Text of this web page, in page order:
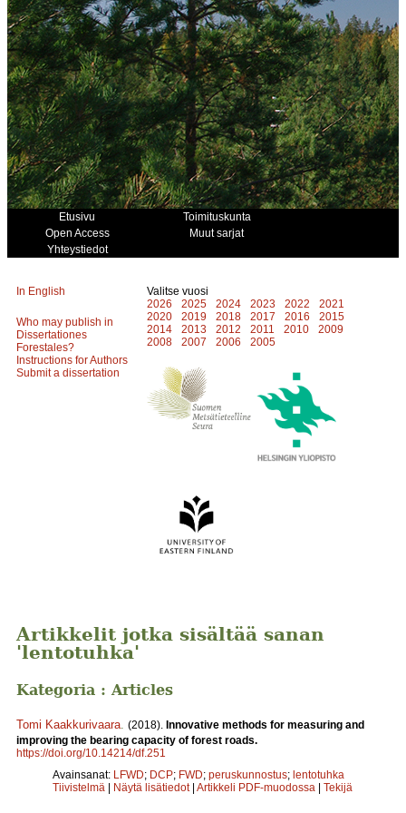
Etusivu
Toimituskunta
Open Access
Muut sarjat
Yhteystiedot
In English
Who may publish in
Dissertationes
Forestales?
Instructions for Authors
Submit a dissertation
Valitse vuosi
2026
2025 2024 2023 2022
2021
2020
2019 2018 2017 2016
2015
2014
2013 2012 2011 2010
2009
2008
2007 2006 2005
Artikkelit jotka sisältää sanan
'lentotuhka'
Kategoria : Articles
Tomi Kaakkurivaara (2018). Innovative methods for measuring and
improving the bearing capacity of forest roads.
https://doi.org/10.14214/df.251
Avainsanat: LFWD; DCP; FWD; peruskunnostus; lentotuhka
Tiivistelmä | Näytä lisätiedot | Artikkeli PDF-muodossa | Tekijä